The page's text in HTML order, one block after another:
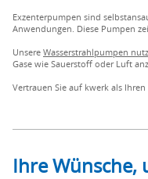
Exzenterpumpen sind
Anwendungen. Diese Pumpen
Unsere Wasserstrahlpumpen
Gase wie Sauerstoff oder Luft
Vertrauen Sie auf kwerk als
Ihre Wünsche,